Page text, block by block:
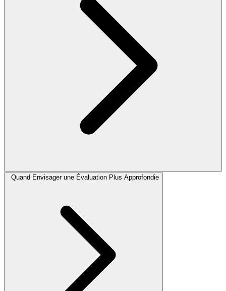
Quand Envisager une Évaluation Plus Approfondie